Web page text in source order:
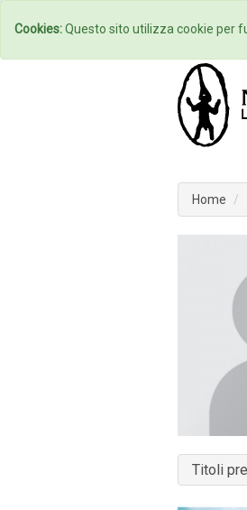
Home
Titoli
Cookies:Questo sito utilizza cookie per